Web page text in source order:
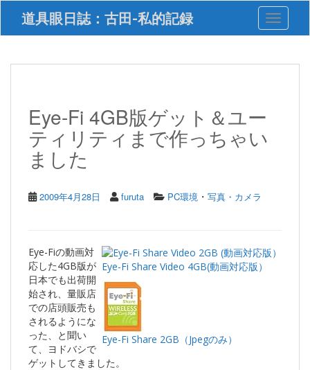
i
道具眼日誌：古田-私的記録 Toggle
Eye-Fi 4GB版ゲット＆ユー
ティリティまで作っちゃい
ました
2009年4月28日 furuta PC環境 ・ 写真・カメラ
Eye-Fi Share Video 4GB(動画対応版）
Eye-Fi Share 2GB（Jpegのみ）
Eye-Fiの動画対
応した4GB版が
日本でも出荷開
始され、量販店
での店頭販売も
されるようにな
った、と聞い
て、ヨドバシで
ゲットしてきました。